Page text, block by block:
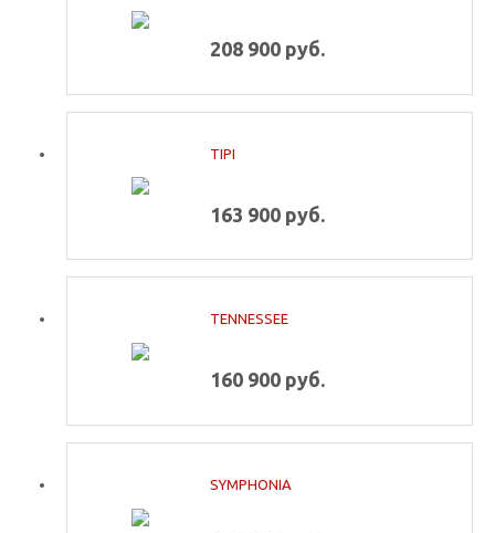
208 900 руб.
TIPI
163 900 руб.
TENNESSEE
160 900 руб.
SYMPHONIA